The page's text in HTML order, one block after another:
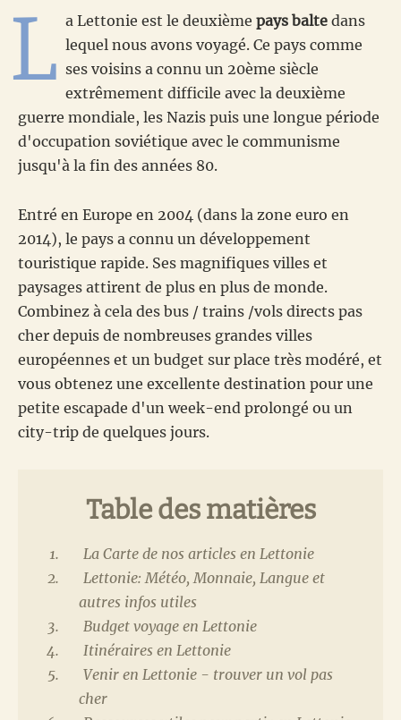
L a Lettonie est le deuxième pays balte dans
lequel nous avons voyagé. Ce pays comme
ses voisins a connu un 20ème siècle
extrêmement difficile avec la deuxième
guerre mondiale, les Nazis puis une longue période
d'occupation soviétique avec le communisme
jusqu'à la fin des années 80.
Entré en Europe en 2004 (dans la zone euro en
2014), le pays a connu un développement
touristique rapide. Ses magnifiques villes et
paysages attirent de plus en plus de monde.
Combinez à cela des bus / trains /vols directs pas
cher depuis de nombreuses grandes villes
européennes et un budget sur place très modéré, et
vous obtenez une excellente destination pour une
petite escapade d'un week-end prolongé ou un
city-trip de quelques jours.
Table des matières
La Carte de nos articles en Lettonie
Lettonie: Météo, Monnaie, Langue et
autres infos utiles
Budget voyage en Lettonie
Itinéraires en Lettonie
Venir en Lettonie - trouver un vol pas
cher